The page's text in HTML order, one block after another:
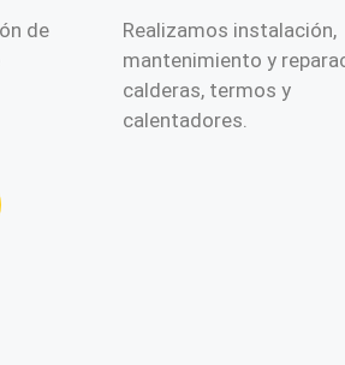
de
Realizamos instalación,
mantenimiento y
calderas, termos y
calentadores.